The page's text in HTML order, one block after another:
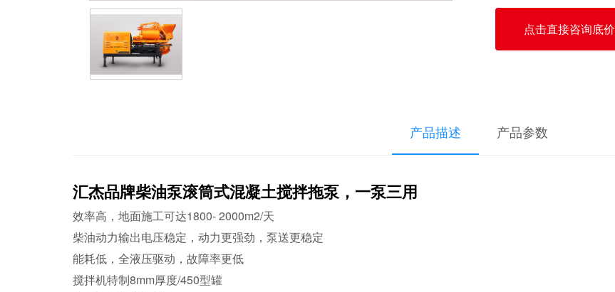
点击直接咨询底价
产品描述 产品参数
汇杰品牌柴油泵滚筒式混凝土搅拌拖泵，一泵三用
效率高，地面施工可达1800- 2000m2/天
柴油动力输出电压稳定，动力更强劲，泵送更稳定
能耗低，全液压驱动，故障率更低
搅拌机特制8mm厚度/450型罐